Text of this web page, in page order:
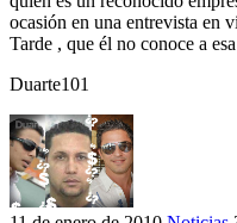
ocasión en una entrevista en
Tarde , que él no conoce a
Duarte101